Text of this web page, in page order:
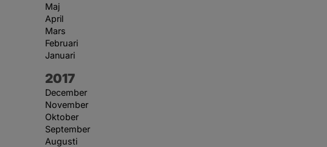
Maj
April
Mars
Februari
Januari
År:
2017
December
November
Oktober
September
Augusti